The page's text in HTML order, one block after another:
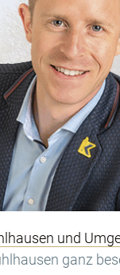
und
ganz